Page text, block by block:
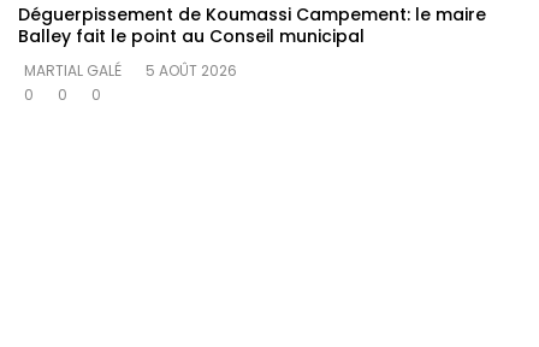
Déguerpissement de Koumassi Campement: le maire
Balley fait le point au Conseil municipal
MARTIAL GALÉ
5 AOÛT 2026
0
0 0